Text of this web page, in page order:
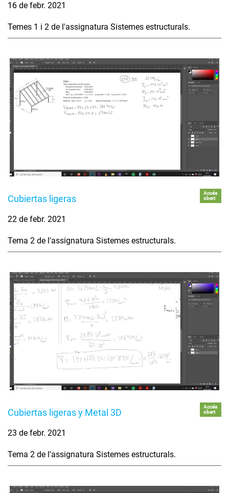
16 de febr. 2021
Temes 1 i 2 de l'assignatura Sistemes estructurals.
Cubiertas ligeras
Accés
obert
22 de febr. 2021
Tema 2 de l'assignatura Sistemes estructurals.
Cubiertas ligeras y Metal 3D
Accés
obert
23 de febr. 2021
Tema 2 de l'assignatura Sistemes estructurals.